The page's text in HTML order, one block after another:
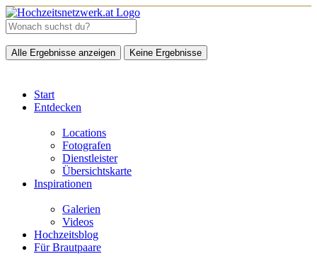
Alle Ergebnisse anzeigen Keine Ergebnisse
Start
Entdecken
Locations
Fotografen
Dienstleister
Übersichtskarte
Inspirationen
Galerien
Videos
Hochzeitsblog
Für Brautpaare